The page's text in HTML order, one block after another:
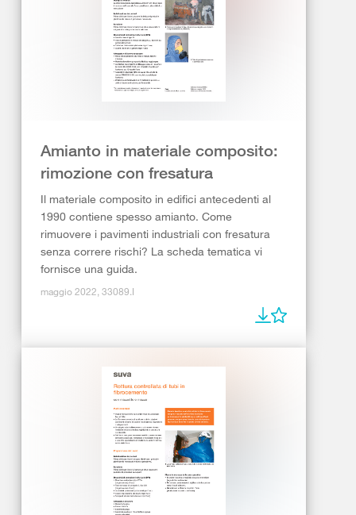
Amianto in materiale composito:
rimozione con fresatura
Il materiale composito in edifici antecedenti al
1990 contiene spesso amianto. Come
rimuovere i pavimenti industriali con fresatura
senza correre rischi? La scheda tematica vi
fornisce una guida.
maggio 2022, 33089.I